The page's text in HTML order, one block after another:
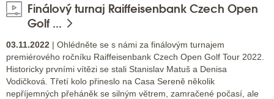
Finálový turnaj Raiffeisenbank Czech Open
Golf ...
03.11.2022 | Ohlédněte se s námi za finálovým turnajem
premiérového ročníku Raiffeisenbank Czech Open Golf Tour 2022.
Historicky prvními vítězi se stali Stanislav Matuš a Denisa
Vodičková. Třetí kolo přineslo na Casa Sereně několik
nepříjemných přeháněk se silným větrem, zamračené počasí, ale